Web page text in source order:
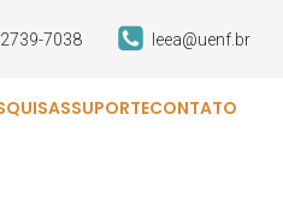
7038 leea@uenf.br
SUPORTECONTATO